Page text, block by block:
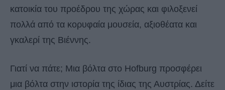
κατοικία του προέδρου της χώρας και φιλοξενεί
πολλά από τα κορυφαία μουσεία, αξιοθέατα και
γκαλερί της Βιέννης.
Γιατί να πάτε; Μια βόλτα στο Hofburg προσφέρει
μια βόλτα στην ιστορία της ίδιας της Αυστρίας. Δείτε